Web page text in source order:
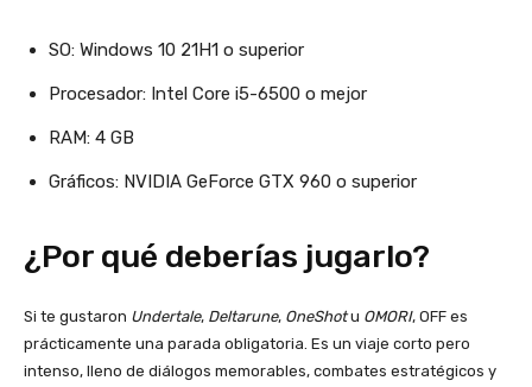
SO: Windows 10 21H1 o superior
Procesador: Intel Core i5-6500 o mejor
RAM: 4 GB
Gráficos: NVIDIA GeForce GTX 960 o superior
¿Por qué deberías jugarlo?
Si te gustaron Undertale, Deltarune, OneShotu OMORI, OFF es
prácticamente una parada obligatoria. Es un viaje corto pero
intenso, lleno de diálogos memorables, combates estratégicos y